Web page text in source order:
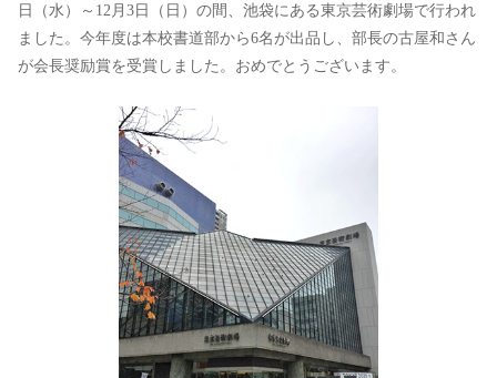
日（水）～12月3日（日）の間、池袋にある東京芸術劇場で行われ
ました。今年度は本校書道部から6名が出品し、部長の古屋和さん
が会長奨励賞を受賞しました。おめでとうございます。